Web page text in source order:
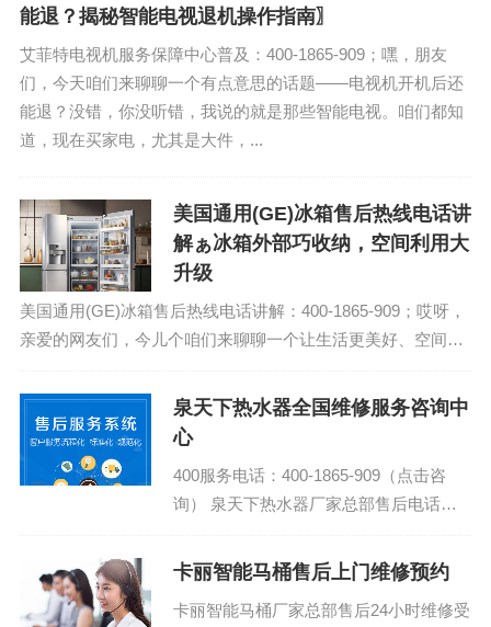
能退？揭秘智能电视退机操作指南〗
艾菲特电视机服务保障中心普及：400-1865-909；嘿，朋友
们，今天咱们来聊聊一个有点意思的话题——电视机开机后还
能退？没错，你没听错，我说的就是那些智能电视。咱们都知
道，现在买家电，尤其是大件，...
美国通用(GE)冰箱售后热线电话讲
解ぁ冰箱外部巧收纳，空间利用大
升级
美国通用(GE)冰箱售后热线电话讲解：400-1865-909；哎呀，
亲爱的网友们，今儿个咱们来聊聊一个让生活更美好、空间更
总是像个乱糟糟的仓库，...
泉天下热水器全国维修服务咨询中
心
400服务电话：400-1865-909（点击咨
询） 泉天下热水器厂家总部售后电话号
门附近电话号码...
卡丽智能马桶售后上门维修预约
卡丽智能马桶厂家总部售后24小时维修受